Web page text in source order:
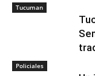
Tucuman
Policiales